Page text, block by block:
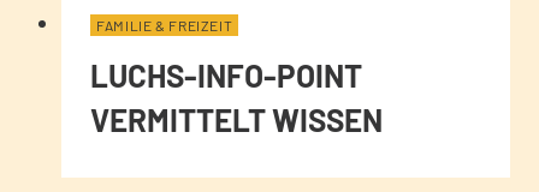
FAMILIE & FREIZEIT
LUCHS-INFO-POINT
VERMITTELT WISSEN